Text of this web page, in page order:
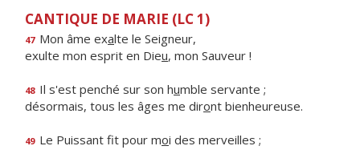
CANTIQUE DE MARIE (LC 1)
47 Mon âme exalte le Seigneur,
exulte mon esprit en Dieu, mon Sauveur !
48 Il s'est penché sur son humble servante ;
désormais, tous les âges me diront bienheureuse.
49 Le Puissant fit pour moi des merveilles ;